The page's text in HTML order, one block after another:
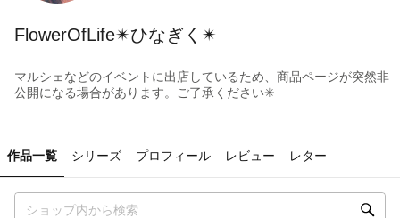
FlowerOfLife✴︎ひなぎく✴︎
マルシェなどのイベントに出店しているため、商品ページが突然非
公開になる場合があります。ご了承ください✳︎
作品一覧 シリーズ プロフィール レビュー レター